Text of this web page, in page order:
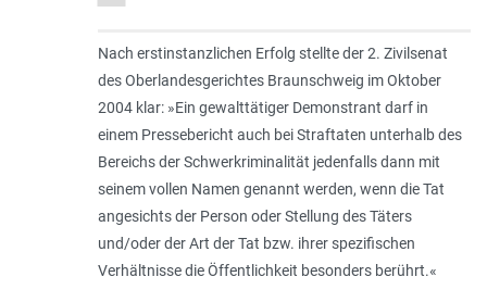
Nach erstinstanzlichen Erfolg stellte der 2. Zivilsenat
des Oberlandesgerichtes Braunschweig im Oktober
2004 klar: »Ein gewalttätiger Demonstrant darf in
einem Pressebericht auch bei Straftaten unterhalb des
Bereichs der Schwerkriminalität jedenfalls dann mit
seinem vollen Namen genannt werden, wenn die Tat
angesichts der Person oder Stellung des Täters
und/oder der Art der Tat bzw. ihrer spezifischen
Verhältnisse die Öffentlichkeit besonders berührt.«